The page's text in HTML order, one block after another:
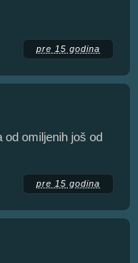
pre 15 godina
od omiljenih još od
pre 15 godina